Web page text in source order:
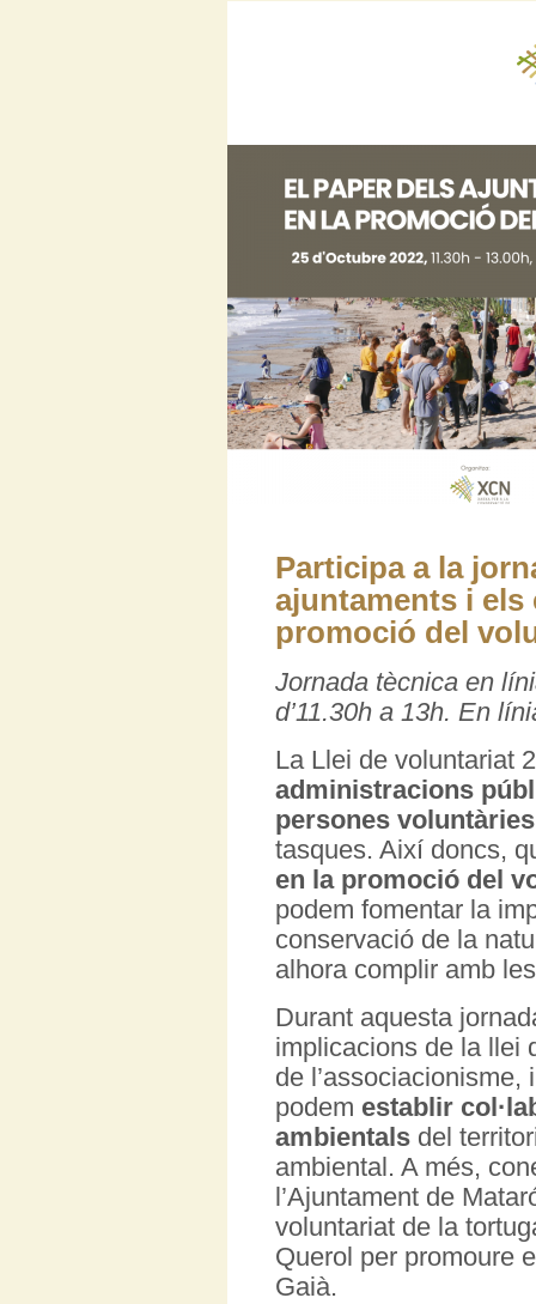
Participa a la
ajuntaments i els
promoció del
Jornada tècnica en
d’11.30h a 13h. En
La Llei de voluntariat
administracions
persones voluntàries
tasques. Així doncs,
en la promoció del
podem fomentar la
conservació de la
alhora complir amb
Durant aquesta
implicacions de la llei
de
podem establir
ambientals del
ambiental. A més,
l’Ajuntament de
voluntariat de la
Querol per promoure
Gaià.